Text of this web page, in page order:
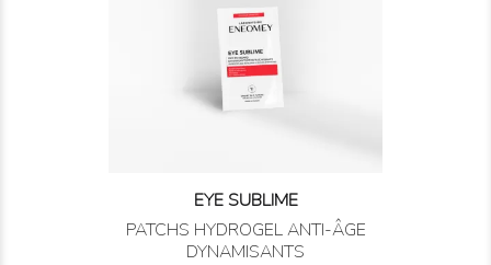
EYE SUBLIME
PATCHS HYDROGEL ANTI-ÂGE
DYNAMISANTS